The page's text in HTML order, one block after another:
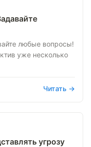
любые вопросы!
уже несколько
Читать →
угрозу